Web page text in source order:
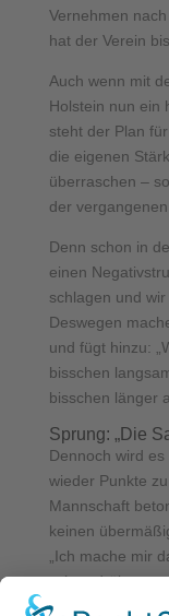
Vernehmen
hat der Verein
Auch wenn mit
Holstein nun ein
steht der Plan
die eigenen
überraschen –
der
Denn schon in
einen
schlagen und
Deswegen
und fügt hinzu:
bisschen
bisschen länger
Sprung: „Die
Dennoch wird
wieder Punkte
Mannschaft
keinen
„Ich mache mir
schon drüber
Abstiegskampf